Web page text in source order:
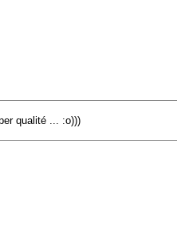
qualité ... :o)))